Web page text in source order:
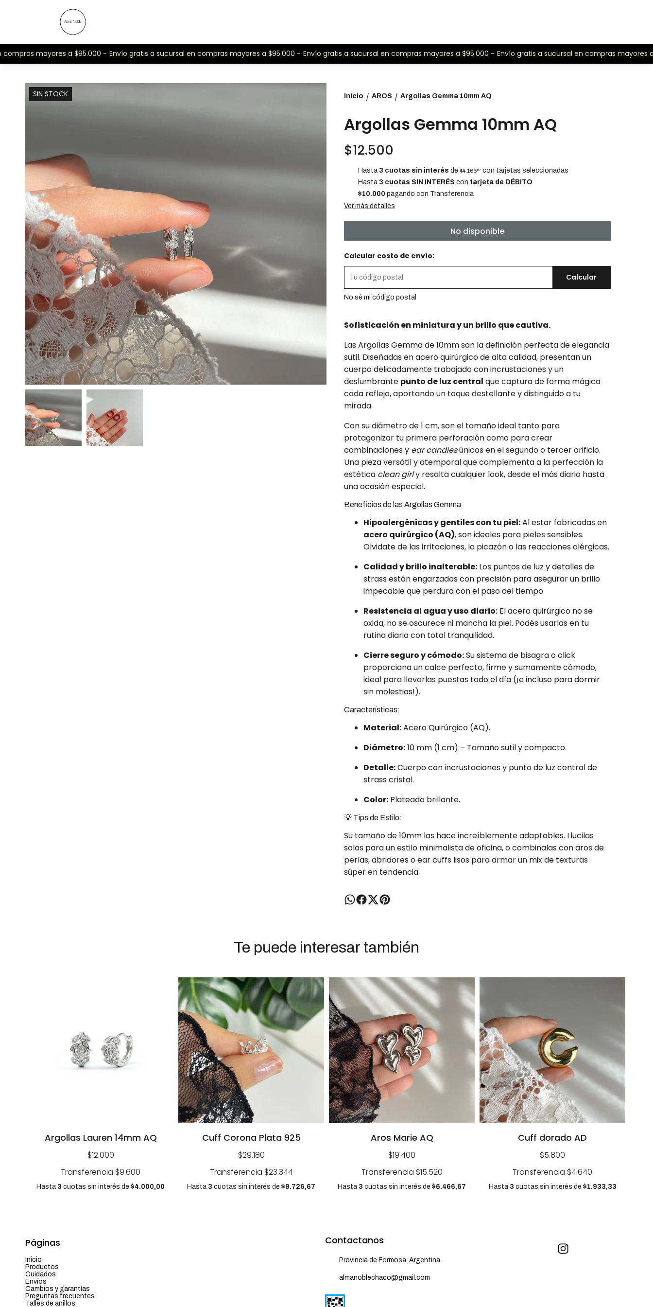
mayores a $95.000 - Envío gratis a sucursal en compras mayores a $95.000 - Envío gratis a sucursal en compras mayores a $95.000 - Envío gratis a sucursal en compras mayores a
SIN STOCK Inicio / AROS / Argollas Gemma 10mm AQ
Argollas Gemma 10mm AQ
$12.500
Hasta 3 cuotas sin interés de $4.16667con tarjetas seleccionadas
Hasta 3 cuotas SIN INTERÉS con tarjeta de DÉBITO
$10.000 pagando con Transferencia
Ver más detalles
No disponible
Calcular costo de envío:
Calcular
No sé mi código postal
Sofisticación en miniatura y un brillo que cautiva.
Las Argollas Gemma de 10mm son la definición perfecta de elegancia
sutil. Diseñadas en acero quirúrgico de alta calidad, presentan un
cuerpo delicadamente trabajado con incrustaciones y un
deslumbrante punto de luz central que captura de forma mágica
cada reflejo, aportando un toque destellante y distinguido a tu
mirada.
Con su diámetro de 1 cm, son el tamaño ideal tanto para
protagonizar tu primera perforación como para crear
combinaciones y ear candiesúnicos en el segundo o tercer orificio.
Una pieza versátil y atemporal que complementa a la perfección la
estética clean girly resalta cualquier look, desde el más diario hasta
una ocasión especial.
Beneficios de las Argollas Gemma
Hipoalergénicas y gentiles con tu piel:Al estar fabricadas en
acero quirúrgico (AQ), son ideales para pieles sensibles.
Olvidate de las irritaciones, la picazón o las reacciones alérgicas.
Calidad y brillo inalterable:Los puntos de luz y detalles de
strass están engarzados con precisión para asegurar un brillo
impecable que perdura con el paso del tiempo.
Resistencia al agua y uso diario:El acero quirúrgico no se
oxida, no se oscurece ni mancha la piel. Podés usarlas en tu
rutina diaria con total tranquilidad.
Cierre seguro y cómodo:Su sistema de bisagra o click
proporciona un calce perfecto, firme y sumamente cómodo,
ideal para llevarlas puestas todo el día (¡e incluso para dormir
sin molestias!).
Características:
Material:Acero Quirúrgico (AQ).
Diámetro:10 mm (1 cm) – Tamaño sutil y compacto.
Detalle:Cuerpo con incrustaciones y punto de luz central de
strass cristal.
Color:Plateado brillante.
💡 Tips de Estilo:
Su tamaño de 10mm las hace increíblemente adaptables. Llucilas
solas para un estilo minimalista de oficina, o combinalas con aros de
perlas, abridores o ear cuffs lisos para armar un mix de texturas
súper en tendencia.
Te puede interesar también
Argollas Lauren 14mm AQ
$12.000
Transferencia $9.600
Hasta 3 cuotas sin interés de $4.000,00
Cuff Corona Plata 925
$29.180
Transferencia $23.344
Hasta 3 cuotas sin interés de $9.726,67
Aros Marie AQ
$19.400
Transferencia $15.520
Hasta 3 cuotas sin interés de $6.466,67
Cuff dorado AD
$5.800
Transferencia $4.640
Hasta 3 cuotas sin interés de $1.933,33
Páginas
Inicio
Productos
Cuidados
Envíos
Cambios y garantías
Preguntas frecuentes
Talles de anillos
Contactanos
Provincia de Formosa, Argentina
almanoblechaco@gmail.com